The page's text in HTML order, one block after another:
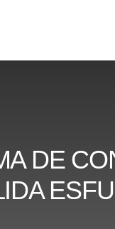
DE